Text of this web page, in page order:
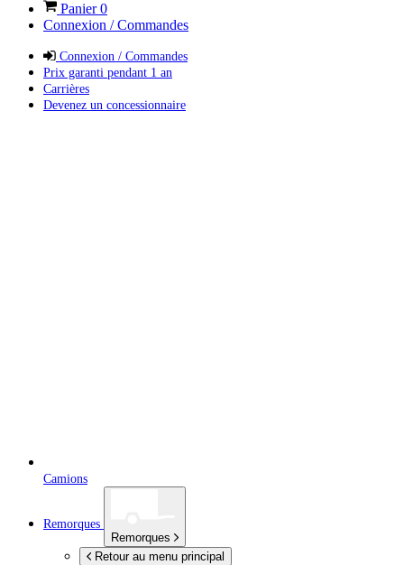
Panier0
Connexion / Commandes
Connexion / Commandes
Prix garanti pendant 1 an
Carrières
Devenez un concessionnaire
Camions
Remorques
Remorques
Retour au menu principal